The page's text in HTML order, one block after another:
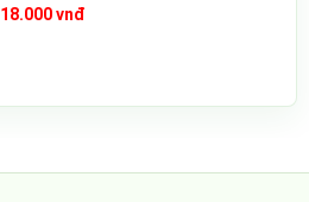
18.000 vnđ